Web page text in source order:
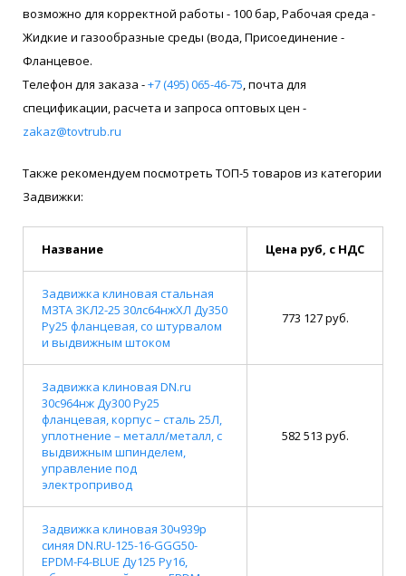
возможно для корректной работы - 100 бар, Рабочая среда -
Жидкие и газообразные среды (вода, Присоединение -
Фланцевое.
Телефон для заказа -+7 (495) 065-46-75 , почта для
спецификации, расчета и запроса оптовых цен -
zakaz@tovtrub.ru
Также рекомендуем посмотреть ТОП-5 товаров из категории
Задвижки:
Название Цена руб, с НДС
Задвижка клиновая стальная
МЗТА ЗКЛ2-25 30лс64нжХЛ Ду350
Ру25 фланцевая, со штурвалом
и выдвижным штоком
773 127 руб.
Задвижка клиновая DN.ru
30с964нж Ду300 Ру25
фланцевая, корпус – сталь 25Л,
уплотнение – металл/металл, с
выдвижным шпинделем,
управление под
электропривод
582 513 руб.
Задвижка клиновая 30ч939р
синяя DN.RU-125-16-GGG50-
EPDM-F4-BLUE Ду125 Ру16,